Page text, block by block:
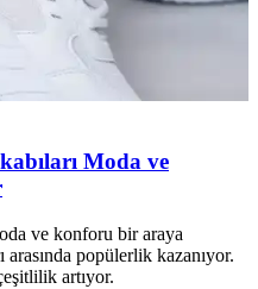
Moda ve
ve konforu bir araya
popülerlik kazanıyor.
artıyor.